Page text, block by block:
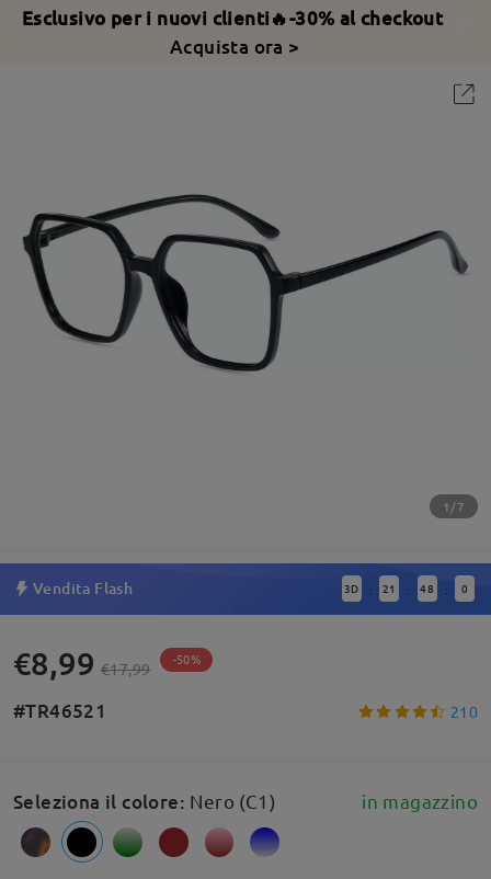
Esclusivo per i nuovi clienti🔥-30% al checkout
Acquista ora >
1/7
Vendita Flash 3D : 21 : 48 : 0
€8,99 €17,99 -50%
#TR46521 210
Seleziona il colore: Nero (C1) in magazzino